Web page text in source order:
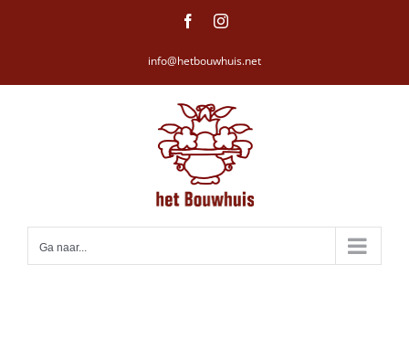
FacebookInstagram
info@hetbouwhuis.net
Ga naar...